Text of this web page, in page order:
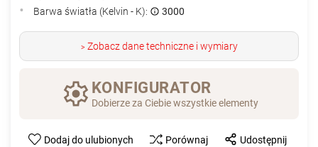
Barwa światła (Kelvin - K):
3000
>Zobacz dane techniczne i wymiary
KONFIGURATOR
Dobierze za Ciebie wszystkie elementy
Dodaj do ulubionych Porównaj Udostępnij